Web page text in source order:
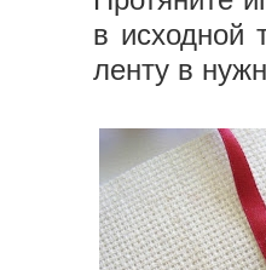
в исходной
ленту в